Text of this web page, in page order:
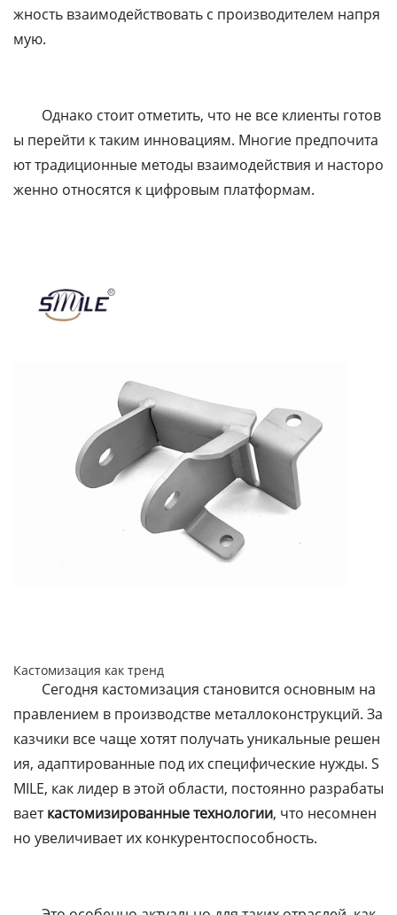
жность взаимодействовать с производителем напря
мую.
Однако стоит отметить, что не все клиенты готов
ы перейти к таким инновациям. Многие предпочита
ют традиционные методы взаимодействия и насторо
женно относятся к цифровым платформам.
Кастомизация как тренд
Сегодня кастомизация становится основным на
правлением в производстве металлоконструкций. За
казчики все чаще хотят получать уникальные решен
ия, адаптированные под их специфические нужды. S
MILE, как лидер в этой области, постоянно разрабаты
ваеткастомизированные технологии, что несомнен
но увеличивает их конкурентоспособность.